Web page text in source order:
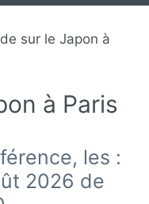
sur le Japon à
à Paris
les :
2026 de